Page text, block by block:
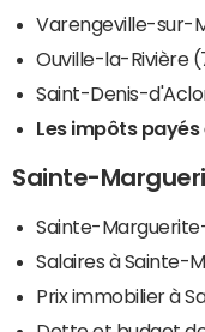
Varengeville-sur-
Ouville-la-Rivière
Saint-Denis-
Les impôts
Sainte-
Sainte-
Salaires à Sainte-
Prix immobilier à